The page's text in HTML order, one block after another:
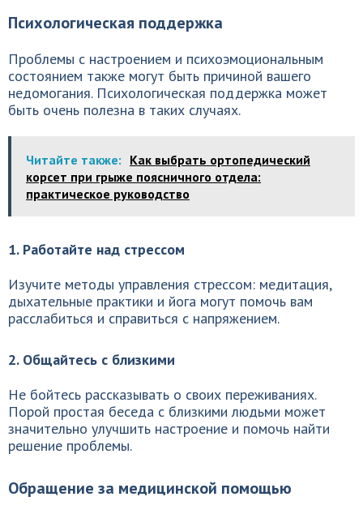
Психологическая поддержка
Проблемы с настроением и психоэмоциональным
состоянием также могут быть причиной вашего
недомогания. Психологическая поддержка может
быть очень полезна в таких случаях.
Читайте также: Как выбрать ортопедический
корсет при грыже поясничного отдела:
практическое руководство
1. Работайте над стрессом
Изучите методы управления стрессом: медитация,
дыхательные практики и йога могут помочь вам
расслабиться и справиться с напряжением.
2. Общайтесь с близкими
Не бойтесь рассказывать о своих переживаниях.
Порой простая беседа с близкими людьми может
значительно улучшить настроение и помочь найти
решение проблемы.
Обращение за медицинской помощью